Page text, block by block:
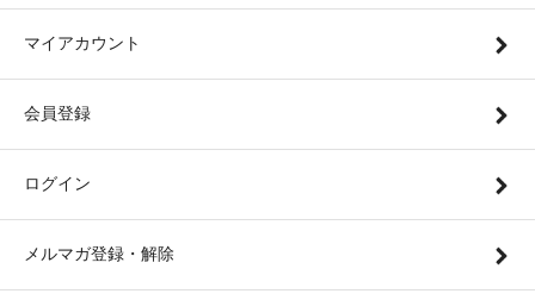
マイアカウント
会員登録
ログイン
メルマガ登録・解除